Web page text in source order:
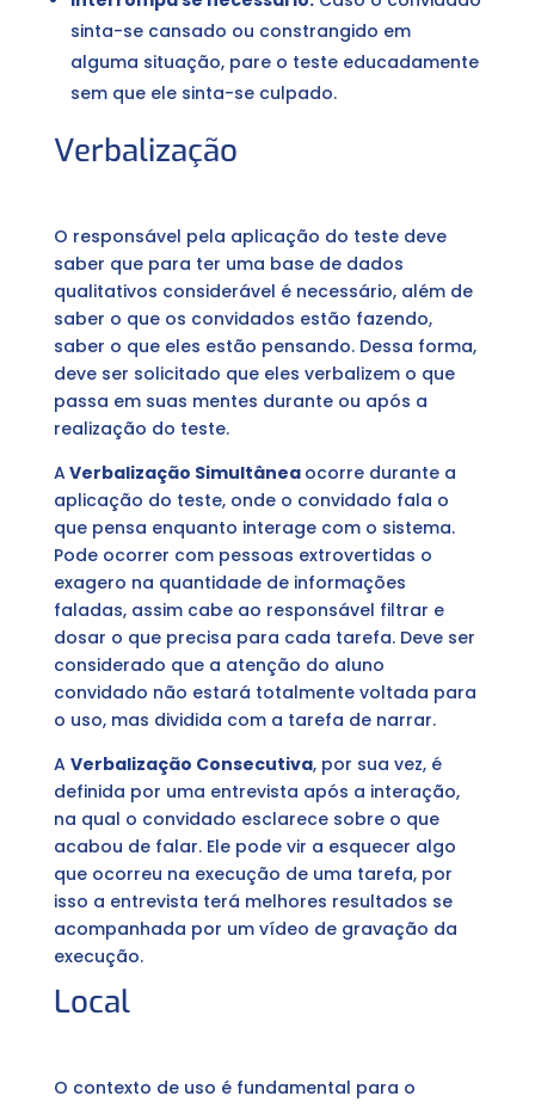
sinta-se cansado ou constrangido em
alguma situação, pare o teste educadamente
sem que ele sinta-se culpado.
Verbalização
O responsável pela aplicação do teste deve
saber que para ter uma base de dados
qualitativos considerável é necessário, além de
saber o que os convidados estão fazendo,
saber o que eles estão pensando. Dessa forma,
deve ser solicitado que eles verbalizem o que
passa em suas mentes durante ou após a
realização do teste.
AVerbalização Simultânea ocorre durante a
aplicação do teste, onde o convidado fala o
que pensa enquanto interage com o sistema.
Pode ocorrer com pessoas extrovertidas o
exagero na quantidade de informações
faladas, assim cabe ao responsável filtrar e
dosar o que precisa para cada tarefa. Deve ser
considerado que a atenção do aluno
convidado não estará totalmente voltada para
o uso, mas dividida com a tarefa de narrar.
A Verbalização Consecutiva, por sua vez, é
definida por uma entrevista após a interação,
na qual o convidado esclarece sobre o que
acabou de falar. Ele pode vir a esquecer algo
que ocorreu na execução de uma tarefa, por
isso a entrevista terá melhores resultados se
acompanhada por um vídeo de gravação da
execução.
Local
O contexto de uso é fundamental para o